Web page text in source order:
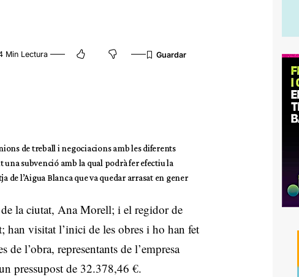
Min Lectura
de treball i negociacions amb les diferents
subvenció amb la qual podrà fer efectiu la
l’Aigua Blanca que va quedar arrasat en gener
la ciutat, Ana Morell; i el regidor de
han visitat l’inici de les obres i ho han fet
l’obra, representants de l’empresa
pressupost de 32.378,46 €.